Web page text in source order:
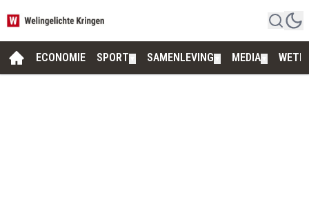
ECONOMIE SPORT SAMENLEVING MEDIA